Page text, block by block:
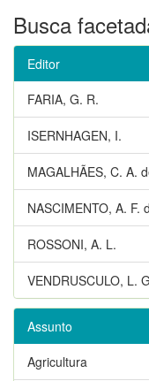
Busca
Editor
FARIA, G. R.
ISERNHAGEN, I.
MAGALHÃES, C. A.
NASCIMENTO, A. F.
ROSSONI, A. L.
VENDRUSCULO, L.
Assunto
Agricultura